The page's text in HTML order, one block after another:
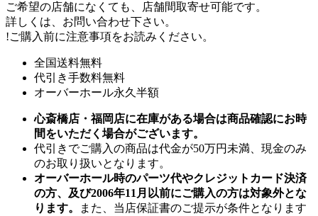
ご希望の店舗になくても、店舗間取寄せ可能です。
詳しくは、お問い合わせ下さい。
!ご購入前に注意事項をお読みください。
全国送料無料
代引き手数料無料
オーバーホール永久半額
心斎橋店・福岡店に在庫がある場合は商品確認にお時
間をいただく場合がございます。
代引きでご購入の商品は代金が50万円未満、現金のみ
のお取り扱いとなります。
オーバーホール時のパーツ代やクレジットカード決済
の方、及び2006年11月以前にご購入の方は対象外とな
ります。
また、当店保証書のご提示が条件となります